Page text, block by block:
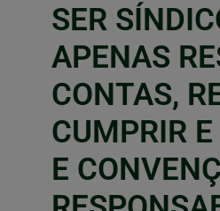
SER
APENAS
CONTAS,
CUMPRIR
E